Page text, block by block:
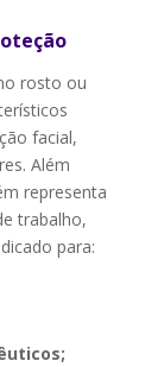
rosto ou
facial,
Além
representa
trabalho,
para: